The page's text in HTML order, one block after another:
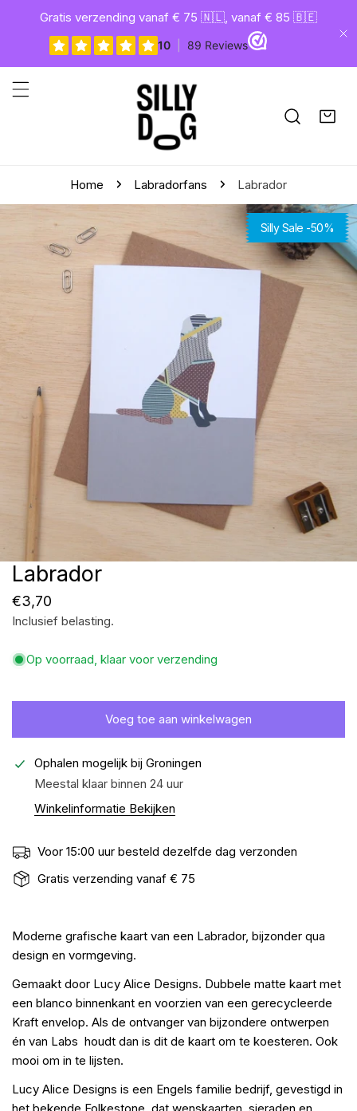
naar artikel
Gratis verzending vanaf € 75 🇳🇱, vanaf € 85 🇧🇪
Home Labradorfans Labrador
productinformatie Silly Sale -50%
Open media in galerijweergave
Labrador
Normale
prijs
€3,70
Inclusief belasting.
Op voorraad, klaar voor verzending
Voeg toe aan winkelwagen
Ophalen mogelijk bij Groningen
Meestal klaar binnen 24 uur
Winkelinformatie Bekijken
Voor 15:00 uur besteld dezelfde dag verzonden
Gratis verzending vanaf € 75
Moderne grafische kaart van een Labrador, bijzonder qua
design en vormgeving.
Gemaakt door Lucy Alice Designs. Dubbele matte kaart met
een blanco binnenkant en voorzien van een gerecycleerde
Kraft envelop. Als de ontvanger van bijzondere ontwerpen
én van Labs houdt dan is dit de kaart om te koesteren. Ook
mooi om in te lijsten.
Lucy Alice Designs is een Engels familie bedrijf, gevestigd in